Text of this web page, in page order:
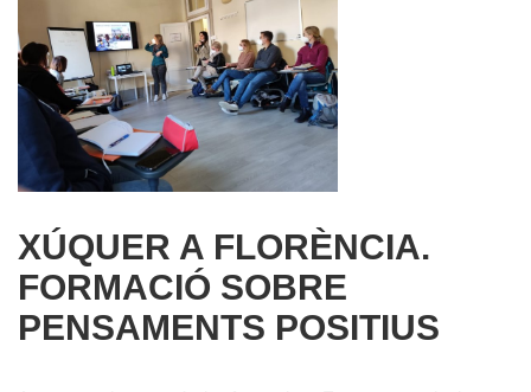
XÚQUER A FLORÈNCIA.
FORMACIÓ SOBRE
PENSAMENTS POSITIUS